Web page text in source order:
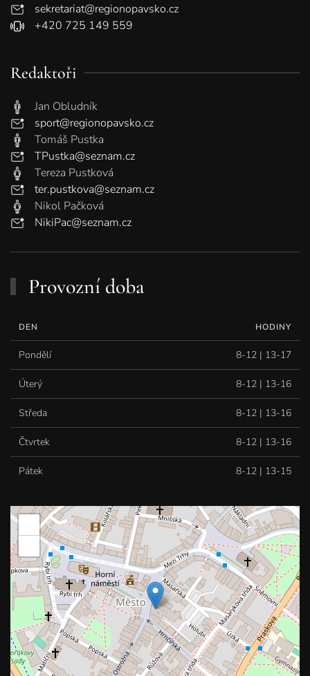
sekretariat@regionopavsko.cz
+420 725 149 559
Redaktoři
Jan Obludník
sport@regionopavsko.cz
Tomáš Pustka
TPustka@seznam.cz
Tereza Pustková
ter.pustkova@seznam.cz
Nikol Pačková
NikiPac@seznam.cz
Provozní doba
DEN HODINY
Pondělí 8-12 | 13-17
Úterý 8-12 | 13-16
Středa 8-12 | 13-16
Čtvrtek 8-12 | 13-16
Pátek 8-12 | 13-15